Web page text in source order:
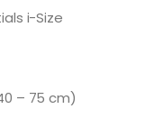
i-Size
– 75 cm)